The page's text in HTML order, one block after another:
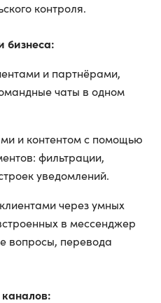
контроля.
бизнеса:
и партнёрами,
чаты в одном
и контентом с помощью
фильтрации,
уведомлений.
через умных
в мессенджер
вопросы, перевода